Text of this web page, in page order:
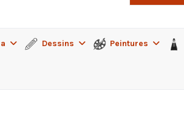
Dessins Peintures